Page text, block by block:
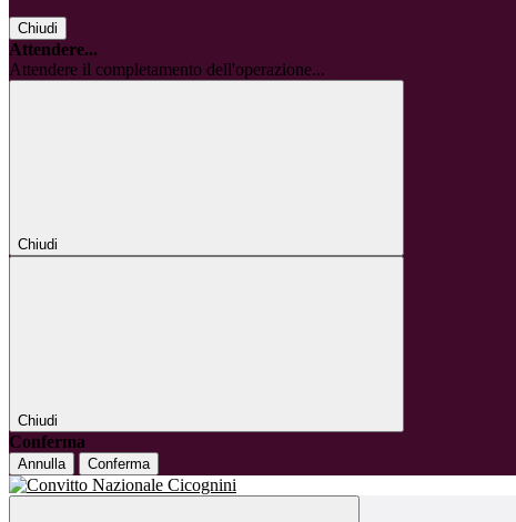
Chiudi
Attendere...
Attendere il completamento dell'operazione...
Chiudi
Chiudi
Conferma
Annulla Conferma